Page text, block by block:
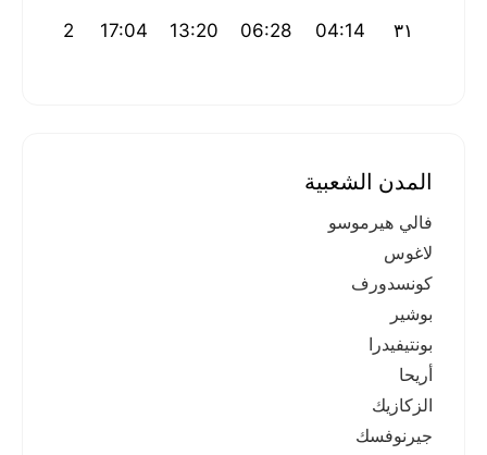
٣١ 04:14
06:28
13:20
17:04
20:12
المدن الشعبية
فالي هيرموسو
لاغوس
كونسدورف
بوشير
بونتيفيدرا
أريحا
الزكازيك
جيرنوفسك